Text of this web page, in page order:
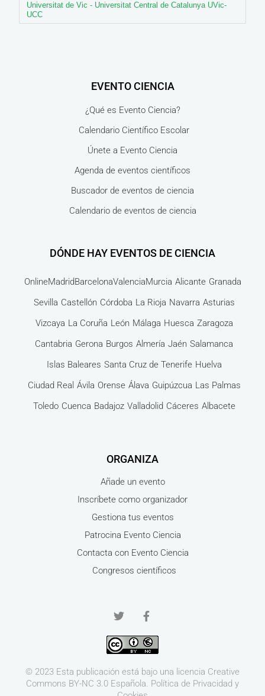
Universitat de Vic - Universitat Central de Catalunya UVic-
UCC
EVENTO CIENCIA
¿Qué es Evento Ciencia?
Calendario Científico Escolar
Únete a Evento Ciencia
Agenda de eventos científicos
Buscador de eventos de ciencia
Calendario de eventos de ciencia
DÓNDE HAY EVENTOS DE CIENCIA
OnlineMadridBarcelonaValenciaMurcia Alicante Granada
Sevilla Castellón Córdoba La Rioja Navarra Asturias
Vizcaya La Coruña León Málaga Huesca Zaragoza
Cantabria Gerona Burgos Almería Jaén Salamanca
Islas Baleares Santa Cruz de Tenerife Huelva
Ciudad Real Ávila Orense Álava Guipúzcua Las Palmas
Toledo Cuenca Badajoz Valladolid Cáceres Albacete
ORGANIZA
Añade un evento
Inscríbete como organizador
Gestiona tus eventos
Patrocina Evento Ciencia
Contacta con Evento Ciencia
Congresos científicos
© 2023 Esta publicación está bajo una licencia Creative
Commons BY-NC 3.0 Española. Política de Privacidad y